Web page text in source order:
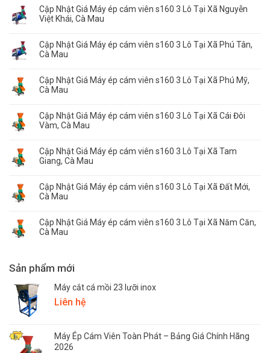
Cập Nhật Giá Máy ép cám viên s160 3 Lô Tại Xã Nguyễn
Việt Khái, Cà Mau
Cập Nhật Giá Máy ép cám viên s160 3 Lô Tại Xã Phú Tân,
Cà Mau
Cập Nhật Giá Máy ép cám viên s160 3 Lô Tại Xã Phú Mỹ,
Cà Mau
Cập Nhật Giá Máy ép cám viên s160 3 Lô Tại Xã Cái Đôi
Vàm, Cà Mau
Cập Nhật Giá Máy ép cám viên s160 3 Lô Tại Xã Tam
Giang, Cà Mau
Cập Nhật Giá Máy ép cám viên s160 3 Lô Tại Xã Đất Mới,
Cà Mau
Cập Nhật Giá Máy ép cám viên s160 3 Lô Tại Xã Năm Căn,
Cà Mau
Sản phẩm mới
Máy cắt cá mồi 23 lưỡi inox
Liên hệ
Máy Ép Cám Viên Toàn Phát – Bảng Giá Chính Hãng
2026